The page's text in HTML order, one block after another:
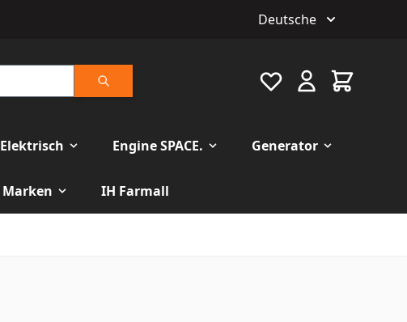
Deutsche
Suche
Favourite Warenkorb
Elektrisch Engine SPACE. Generator
Marken
IH Farmall